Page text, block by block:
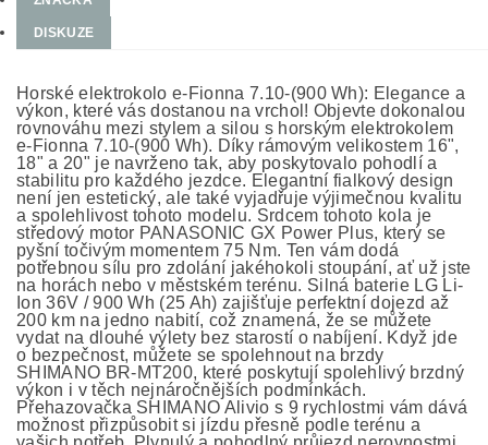
DISKUZE
Horské elektrokolo e-Fionna 7.10-(900 Wh): Elegance a
výkon, které vás dostanou na vrchol! Objevte dokonalou
rovnováhu mezi stylem a silou s horským elektrokolem
e-Fionna 7.10-(900 Wh). Díky rámovým velikostem 16",
18" a 20" je navrženo tak, aby poskytovalo pohodlí a
stabilitu pro každého jezdce. Elegantní fialkový design
není jen estetický, ale také vyjadřuje výjimečnou kvalitu
a spolehlivost tohoto modelu. Srdcem tohoto kola je
středový motor PANASONIC GX Power Plus, který se
pyšní točivým momentem 75 Nm. Ten vám dodá
potřebnou sílu pro zdolání jakéhokoli stoupání, ať už jste
na horách nebo v městském terénu. Silná baterie LG Li-
Ion 36V / 900 Wh (25 Ah) zajišťuje perfektní dojezd až
200 km na jedno nabití, což znamená, že se můžete
vydat na dlouhé výlety bez starostí o nabíjení. Když jde
o bezpečnost, můžete se spolehnout na brzdy
SHIMANO BR-MT200, které poskytují spolehlivý brzdný
výkon i v těch nejnáročnějších podmínkách.
Přehazovačka SHIMANO Alivio s 9 rychlostmi vám dává
možnost přizpůsobit si jízdu přesně podle terénu a